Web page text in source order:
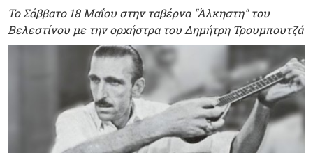
Το Σάββατο 18 Μαΐου στην ταβέρνα "Άλκηστη" του
Βελεστίνου με την ορχήστρα του Δημήτρη Τρουμπουτζά